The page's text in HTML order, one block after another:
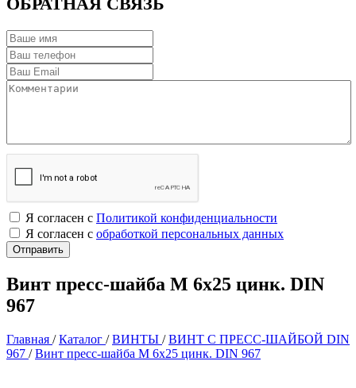
Я согласен с Политикой конфиденциальности
Я согласен с обработкой персональных данных
Винт пресс-шайба М 6х25 цинк. DIN
967
Главная /Каталог /ВИНТЫ /ВИНТ С ПРЕСС-ШАЙБОЙ DIN
967 /Винт пресс-шайба М 6х25 цинк. DIN 967